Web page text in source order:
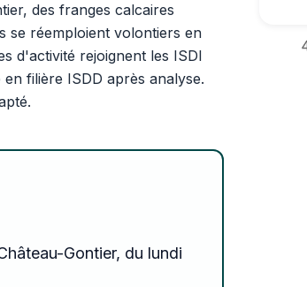
des franges calcaires
se réemploient volontiers en
d'activité rejoignent les ISDI
filière ISDD après analyse.
Gontier, du lundi